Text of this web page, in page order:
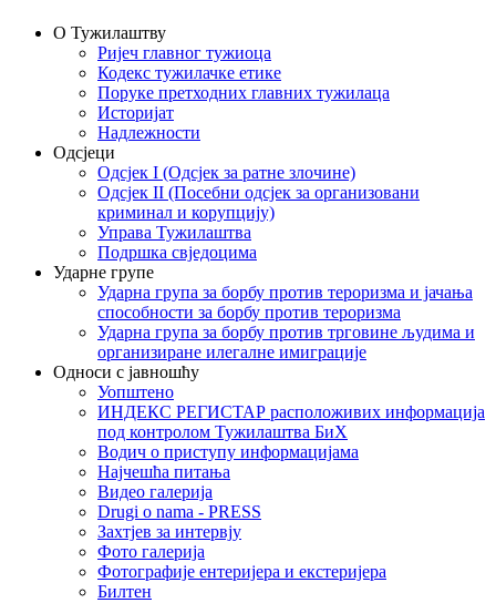
О Тужилаштву
Ријеч главног тужиоца
Кодекс тужилачке етике
Поруке претходних главних тужилаца
Историјат
Надлежности
Одсјеци
Одсјек I (Одсјек за ратне злочине)
Одсјек II (Посебни одсјек за организовани
криминал и корупцију)
Управа Тужилаштва
Подршка свједоцима
Ударне групе
Ударна група за борбу против тероризма и јачања
способности за борбу против тероризма
Ударна група за борбу против трговине људима и
организиране илегалне имиграције
Односи с јавношћу
Уопштено
ИНДЕКС РЕГИСТАР расположивих информација
под контролом Тужилаштва БиХ
Водич о приступу информацијама
Најчешћа питања
Видео галерија
Drugi o nama - PRESS
Захтјев за интервју
Фото галерија
Фотографије ентеријера и екстеријера
Билтен